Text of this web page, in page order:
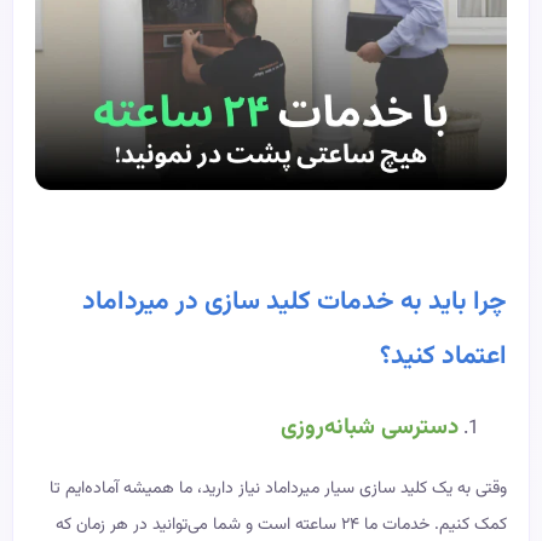
چرا باید به خدمات کلید سازی در میرداماد
اعتماد کنید؟
دسترسی شبانه‌روزی
وقتی به یک کلید سازی سیار میرداماد نیاز دارید، ما همیشه آماده‌ایم تا
کمک کنیم. خدمات ما ۲۴ ساعته است و شما می‌توانید در هر زمان که